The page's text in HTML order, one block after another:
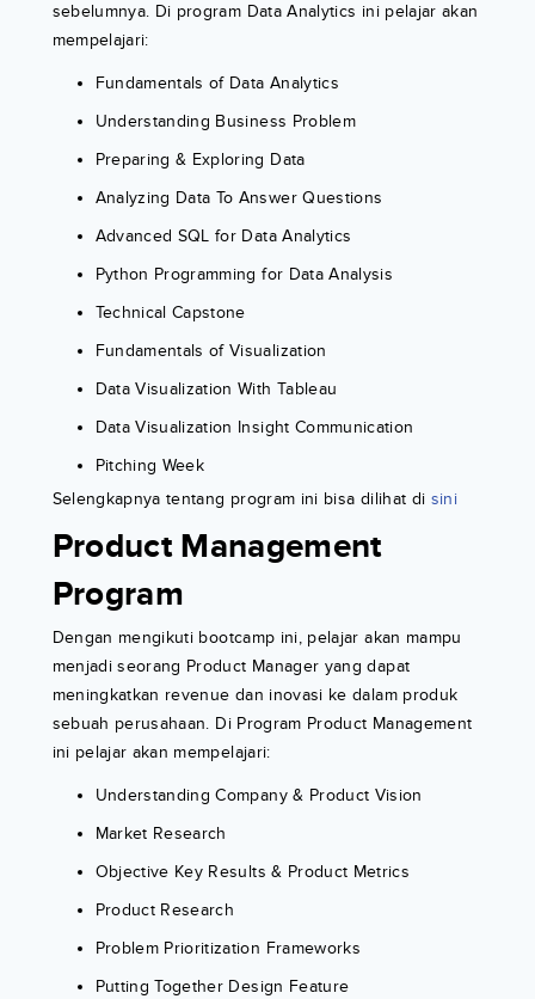
sebelumnya. Di program Data Analytics ini pelajar akan
mempelajari:
Fundamentals of Data Analytics
Understanding Business Problem
Preparing & Exploring Data
Analyzing Data To Answer Questions
Advanced SQL for Data Analytics
Python Programming for Data Analysis
Technical Capstone
Fundamentals of Visualization
Data Visualization With Tableau
Data Visualization Insight Communication
Pitching Week
Selengkapnya tentang program ini bisa dilihat di sini
Product Management
Program
Dengan mengikuti bootcamp ini, pelajar akan mampu
menjadi seorang Product Manager yang dapat
meningkatkan revenue dan inovasi ke dalam produk
sebuah perusahaan. Di Program Product Management
ini pelajar akan mempelajari:
Understanding Company & Product Vision
Market Research
Objective Key Results & Product Metrics
Product Research
Problem Prioritization Frameworks
Putting Together Design Feature